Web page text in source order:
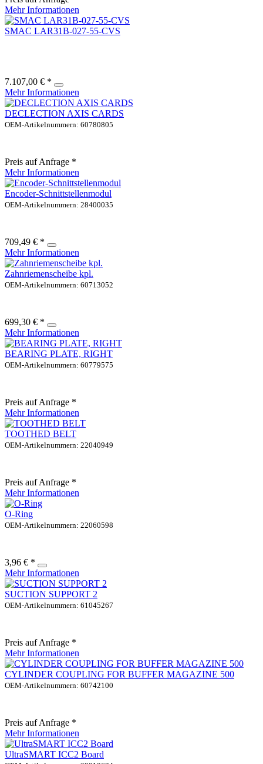
Mehr Informationen
SMAC LAR31B-027-55-CVS
7.107,00 € *
Mehr Informationen
DECLECTION AXIS CARDS
OEM-Artikelnummern: 60780805
Preis auf Anfrage *
Mehr Informationen
Encoder-Schnittstellenmodul
OEM-Artikelnummern: 28400035
709,49 € *
Mehr Informationen
Zahnriemenscheibe kpl.
OEM-Artikelnummern: 60713052
699,30 € *
Mehr Informationen
BEARING PLATE, RIGHT
OEM-Artikelnummern: 60779575
Preis auf Anfrage *
Mehr Informationen
TOOTHED BELT
OEM-Artikelnummern: 22040949
Preis auf Anfrage *
Mehr Informationen
O-Ring
OEM-Artikelnummern: 22060598
3,96 € *
Mehr Informationen
SUCTION SUPPORT 2
OEM-Artikelnummern: 61045267
Preis auf Anfrage *
Mehr Informationen
CYLINDER COUPLING FOR BUFFER MAGAZINE 500
OEM-Artikelnummern: 60742100
Preis auf Anfrage *
Mehr Informationen
UltraSMART ICC2 Board